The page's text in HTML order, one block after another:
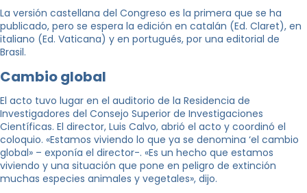
La versión castellana del Congreso es la primera que se ha
publicado, pero se espera la edición en catalán (Ed. Claret), en
italiano (Ed. Vaticana) y en portugués, por una editorial de
Brasil.
Cambio global
El acto tuvo lugar en el auditorio de la Residencia de
Investigadores del Consejo Superior de Investigaciones
Científicas. El director, Luis Calvo, abrió el acto y coordinó el
coloquio. «Estamos viviendo lo que ya se denomina ‘el cambio
global» – exponía el director-. «Es un hecho que estamos
viviendo y una situación que pone en peligro de extinción
muchas especies animales y vegetales», dijo.